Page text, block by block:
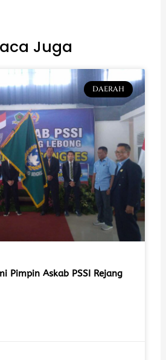
Juga
DAERAH
Pimpin Askab PSSI Rejang